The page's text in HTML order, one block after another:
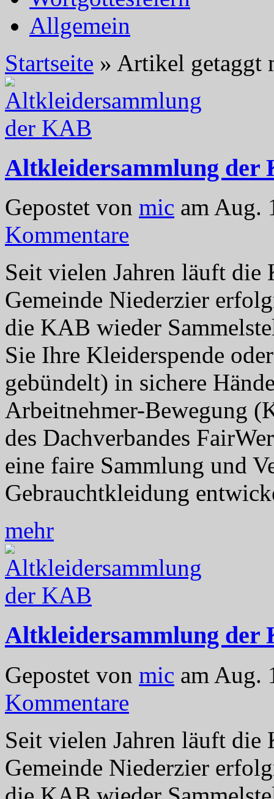
Allgemein
Startseite » Artikel getaggt
Altkleidersammlung der
Gepostet von mic am Aug.
Kommentare
Seit vielen Jahren läuft
Gemeinde Niederzier
die KAB wieder
Sie Ihre Kleiderspende
gebündelt) in sichere
Arbeitnehmer-Bewegung
des Dachverbandes
eine faire Sammlung und
Gebrauchtkleidung
mehr
Altkleidersammlung der
Gepostet von mic am Aug.
Kommentare
Seit vielen Jahren läuft
Gemeinde Niederzier